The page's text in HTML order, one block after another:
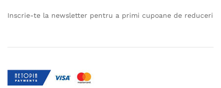
Inscrie-te la newsletter pentru a primi cupoane de reduceri